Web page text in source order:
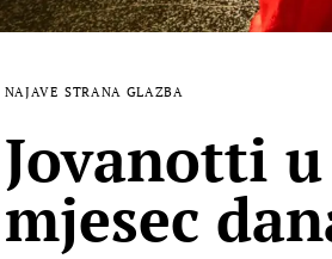
NAJAVE STRANA GLAZBA
Jovanotti
mjesec